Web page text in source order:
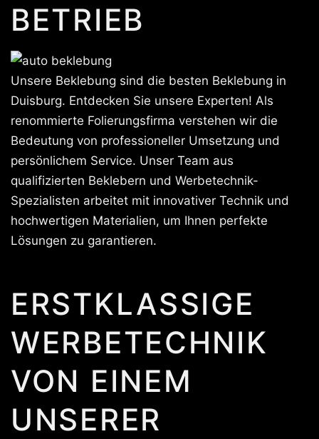
BETRIEB
Unsere Beklebung sind die besten Beklebung in
Duisburg. Entdecken Sie unsere Experten! Als
renommierte Folierungsfirma verstehen wir die
Bedeutung von professioneller Umsetzung und
persönlichem Service. Unser Team aus
qualifizierten Beklebern und Werbetechnik-
Spezialisten arbeitet mit innovativer Technik und
hochwertigen Materialien, um Ihnen perfekte
Lösungen zu garantieren.
ERSTKLASSIGE
WERBETECHNIK
VON EINEM
UNSERER